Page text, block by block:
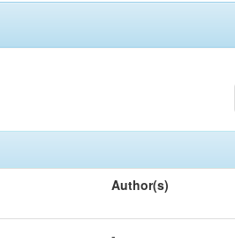
Author(s)
-